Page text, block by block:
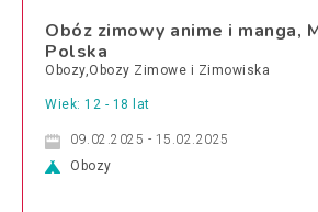
Obóz zimowy anime i manga,
Polska
Obozy,Obozy Zimowe i Zimowiska
Wiek: 12 - 18 lat
09.02.2025 - 15.02.2025
Obozy